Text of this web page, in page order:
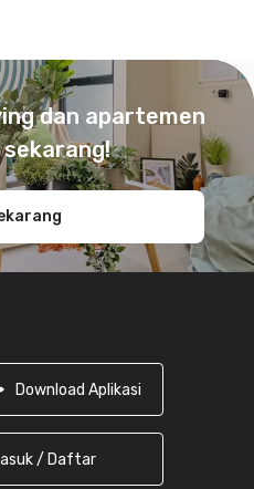
dan apartemen
Download Aplikasi
/ Daftar